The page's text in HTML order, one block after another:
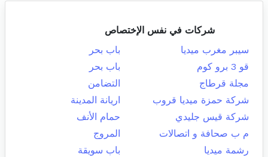
شركات في نفس الإختصاص
سيبر مغرب ميديا
باب بحر
قو 3 برو كوم
باب بحر
مجلة قرطاج
التضامن
شركة حمزة ميديا قروب
اريانة المدينة
شركة قيس جليدي
حمام الأنف
م ب صحافة و اتصالات
المروج
رشمة ميديا
باب سويقة